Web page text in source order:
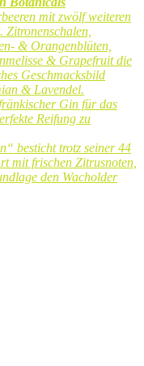
mit zwölf weiteren
& Orangenblüten,
& Grapefruit die
Geschmacksbild
& Lavendel.
Gin für das
Reifung zu
besticht trotz seiner 44
mit frischen Zitrusnoten,
den Wacholder